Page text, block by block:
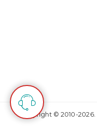
Copyright © 2010-2026.